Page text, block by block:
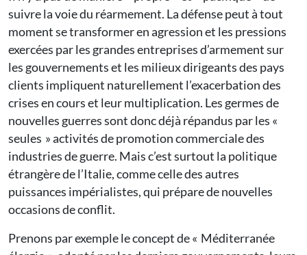
suivre la voie du réarmement. La défense peut à tout
moment se transformer en agression et les pressions
exercées par les grandes entreprises d’armement sur
les gouvernements et les milieux dirigeants des pays
clients impliquent naturellement l’exacerbation des
crises en cours et leur multiplication. Les germes de
nouvelles guerres sont donc déjà répandus par les «
seules » activités de promotion commerciale des
industries de guerre. Mais c’est surtout la politique
étrangère de l’Italie, comme celle des autres
puissances impérialistes, qui prépare de nouvelles
occasions de conflit.
Prenons par exemple le concept de « Méditerranée